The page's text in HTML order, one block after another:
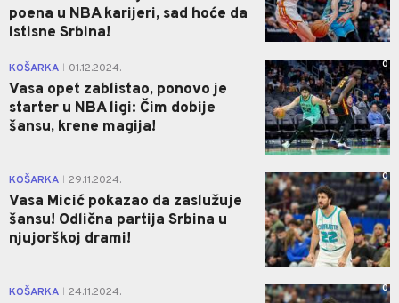
poena u NBA karijeri, sad hoće da
istisne Srbina!
KOŠARKA 01.12.2024.
Vasa opet zablistao, ponovo je
starter u NBA ligi: Čim dobije
šansu, krene magija!
0
KOŠARKA 29.11.2024.
Vasa Micić pokazao da zaslužuje
šansu! Odlična partija Srbina u
njujorškoj drami!
0
KOŠARKA 24.11.2024. 0